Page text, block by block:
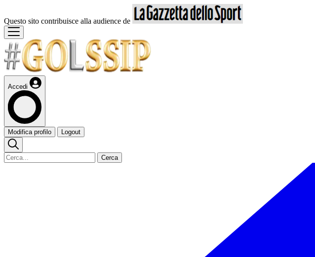
Questo sito contribuisce alla audience de
Accedi
Modifica profilo Logout
Cerca